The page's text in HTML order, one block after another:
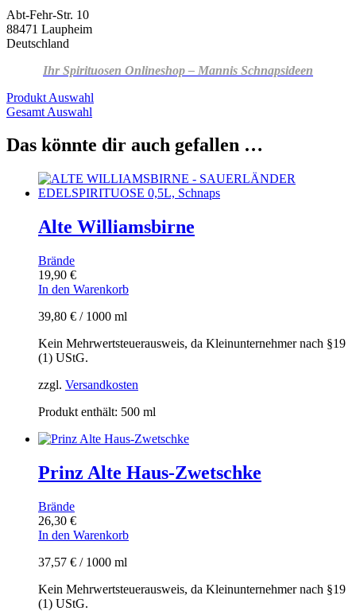
Abt-Fehr-Str. 10
88471 Laupheim
Deutschland
Ihr Spirituosen Onlineshop – Mannis Schnapsideen
Produkt Auswahl
Gesamt Auswahl
Das könnte dir auch gefallen …
Alte Williamsbirne
Brände
19,90 €
In den Warenkorb
39,80 € / 1000 ml
Kein Mehrwertsteuerausweis, da Kleinunternehmer nach §19
(1) UStG.
zzgl. Versandkosten
Produkt enthält: 500 ml
Prinz Alte Haus-Zwetschke
Brände
26,30 €
In den Warenkorb
37,57 € / 1000 ml
Kein Mehrwertsteuerausweis, da Kleinunternehmer nach §19
(1) UStG.